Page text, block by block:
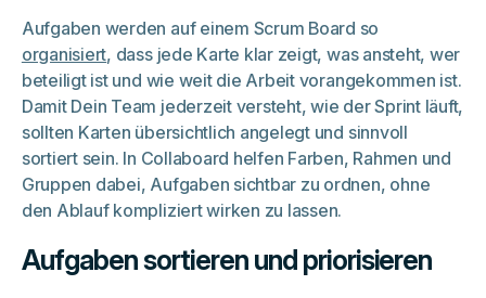
Aufgaben werden auf einem Scrum Board so
organisiert, dass jede Karte klar zeigt, was ansteht, wer
beteiligt ist und wie weit die Arbeit vorangekommen ist.
Damit Dein Team jederzeit versteht, wie der Sprint läuft,
sollten Karten übersichtlich angelegt und sinnvoll
sortiert sein. In Collaboard helfen Farben, Rahmen und
Gruppen dabei, Aufgaben sichtbar zu ordnen, ohne
den Ablauf kompliziert wirken zu lassen.
Aufgaben sortieren und priorisieren